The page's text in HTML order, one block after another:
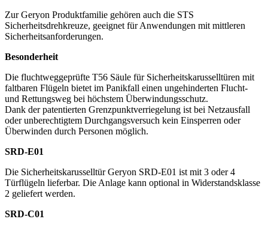
Zur Geryon Produktfamilie gehören auch die STS
Sicherheitsdrehkreuze, geeignet für Anwendungen mit mittleren
Sicherheitsanforderungen.
Besonderheit
Die fluchtweggeprüfte T56 Säule für Sicherheitskarusselltüren mit
faltbaren Flügeln bietet im Panikfall einen ungehinderten Flucht-
und Rettungsweg bei höchstem Überwindungsschutz.
Dank der patentierten Grenzpunktverriegelung ist bei Netzausfall
oder unberechtigtem Durchgangsversuch kein Einsperren oder
Überwinden durch Personen möglich.
SRD-E01
Die Sicherheitskarusselltür Geryon SRD-E01 ist mit 3 oder 4
Türflügeln lieferbar. Die Anlage kann optional in Widerstandsklasse
2 geliefert werden.
SRD-C01